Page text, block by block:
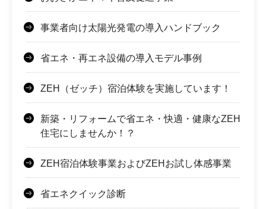
事業者向け太陽光発電の導入ハンドブック
省エネ・再エネ設備の導入モデル事例
ZEH（ゼッチ）宿泊体験を実施しています！
新築・リフォームで省エネ・快適・健康なZEH
住宅にしませんか！？
ZEH宿泊体験事業およびZEHお試し体感事業
省エネクイック診断